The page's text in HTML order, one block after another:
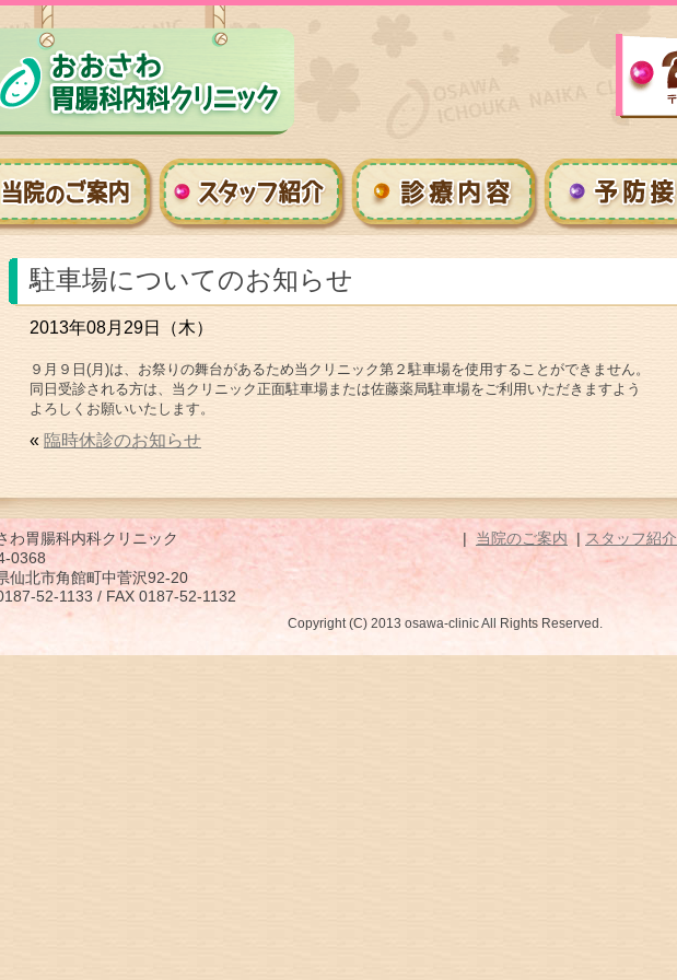
駐車場についてのお知らせ
2013年08月29日（木）
９月９日(月)は、お祭りの舞台があるため当クリニック第２駐車場を使用することができません。
同日受診される方は、当クリニック正面駐車場または佐藤薬局駐車場をご利用いただきますよう
よろしくお願いいたします。
« 臨時休診のお知らせ
当院のご案内 スタッフ紹介
わ胃腸科内科クリニック
0368
仙北市角館町中菅沢92-20
52-1133 / FAX 0187-52-1132
Copyright (C) 2013 osawa-clinic All Rights Reserved.